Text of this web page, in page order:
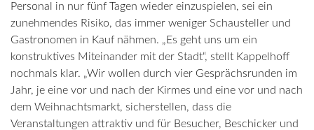
Personal in nur fünf Tagen wieder einzuspielen, sei ein
zunehmendes Risiko, das immer weniger Schausteller und
Gastronomen in Kauf nähmen. „Es geht uns um ein
konstruktives Miteinander mit der Stadt“, stellt Kappelhoff
nochmals klar. „Wir wollen durch vier Gesprächsrunden im
Jahr, je eine vor und nach der Kirmes und eine vor und nach
dem Weihnachtsmarkt, sicherstellen, dass die
Veranstaltungen attraktiv und für Besucher, Beschicker und